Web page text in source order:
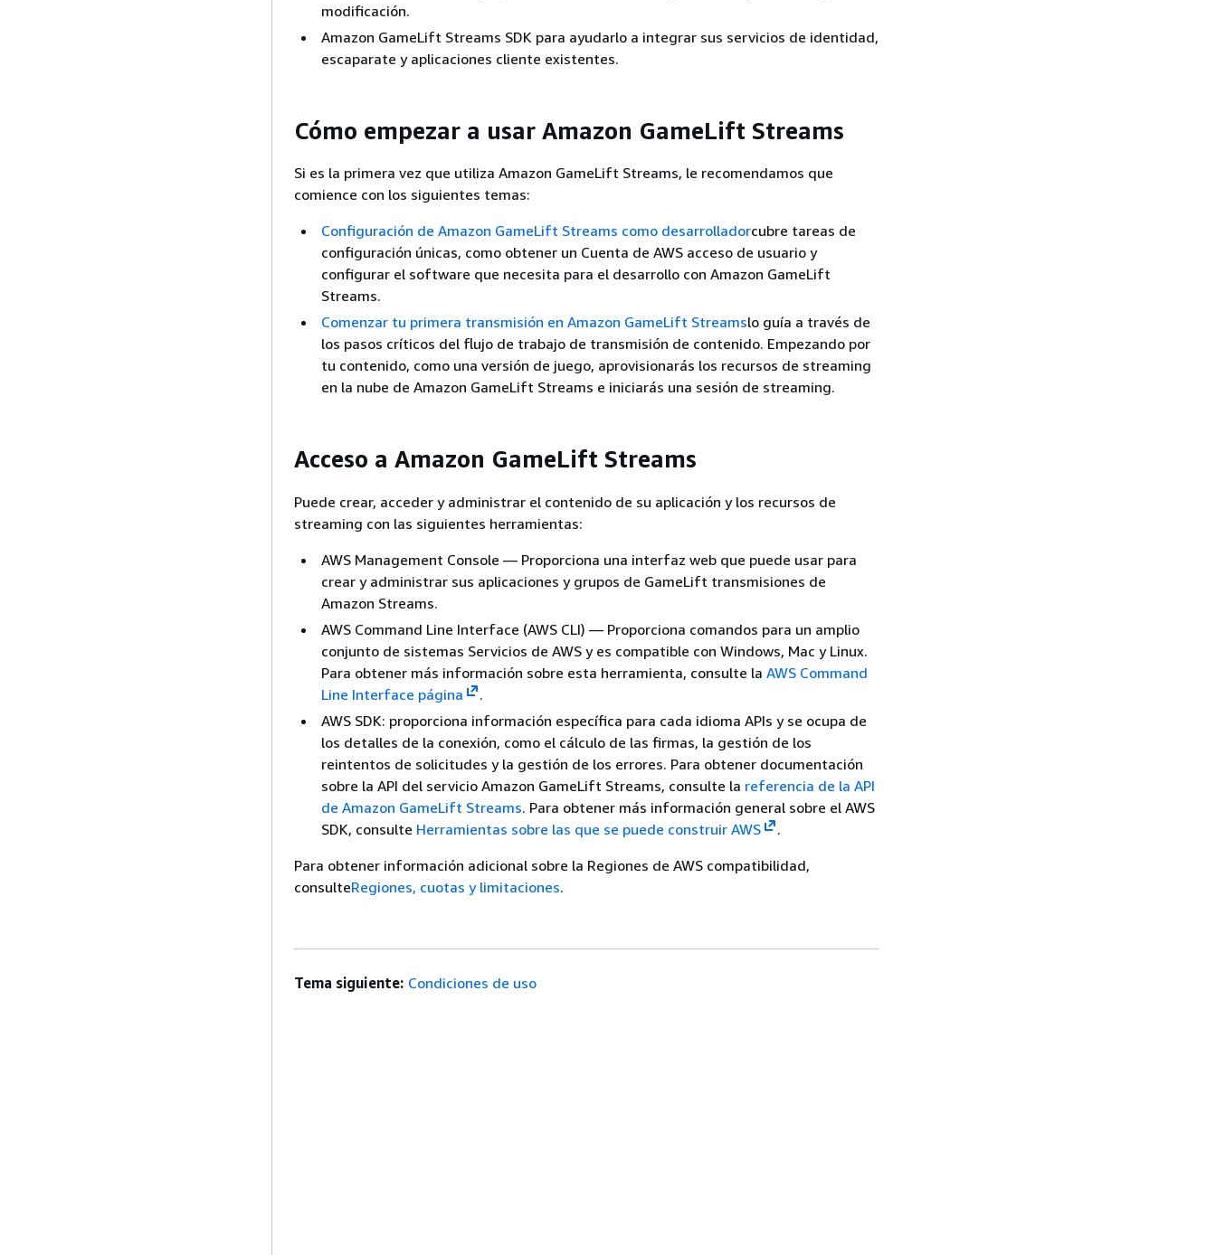
modificación.
Amazon GameLift Streams SDK para ayudarlo a integrar sus servicios de identidad,
escaparate y aplicaciones cliente existentes.
Cómo empezar a usar Amazon GameLift Streams
Si es la primera vez que utiliza Amazon GameLift Streams, le recomendamos que
comience con los siguientes temas:
Configuración de Amazon GameLift Streams como desarrolladorcubre tareas de
configuración únicas, como obtener un Cuenta de AWS acceso de usuario y
configurar el software que necesita para el desarrollo con Amazon GameLift
Streams.
Comenzar tu primera transmisión en Amazon GameLift Streamslo guía a través de
los pasos críticos del flujo de trabajo de transmisión de contenido. Empezando por
tu contenido, como una versión de juego, aprovisionarás los recursos de streaming
en la nube de Amazon GameLift Streams e iniciarás una sesión de streaming.
Acceso a Amazon GameLift Streams
Puede crear, acceder y administrar el contenido de su aplicación y los recursos de
streaming con las siguientes herramientas:
AWS Management Console — Proporciona una interfaz web que puede usar para
crear y administrar sus aplicaciones y grupos de GameLift transmisiones de
Amazon Streams.
AWS Command Line Interface (AWS CLI) — Proporciona comandos para un amplio
conjunto de sistemas Servicios de AWS y es compatible con Windows, Mac y Linux.
Para obtener más información sobre esta herramienta, consulte la AWS Command
Line Interface página
.
AWS SDK: proporciona información específica para cada idioma APIs y se ocupa de
los detalles de la conexión, como el cálculo de las firmas, la gestión de los
reintentos de solicitudes y la gestión de los errores. Para obtener documentación
sobre la API del servicio Amazon GameLift Streams, consulte la referencia de la API
de Amazon GameLift Streams. Para obtener más información general sobre el AWS
SDK, consulte Herramientas sobre las que se puede construir AWS
.
Para obtener información adicional sobre la Regiones de AWS compatibilidad,
consulteRegiones, cuotas y limitaciones.
Tema siguiente: Condiciones de uso